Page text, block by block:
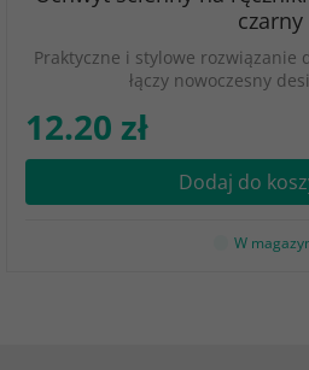
czarny
Praktyczne i stylowe rozwiązanie
łączy nowoczesny
12.20 zł
Dodaj do
W